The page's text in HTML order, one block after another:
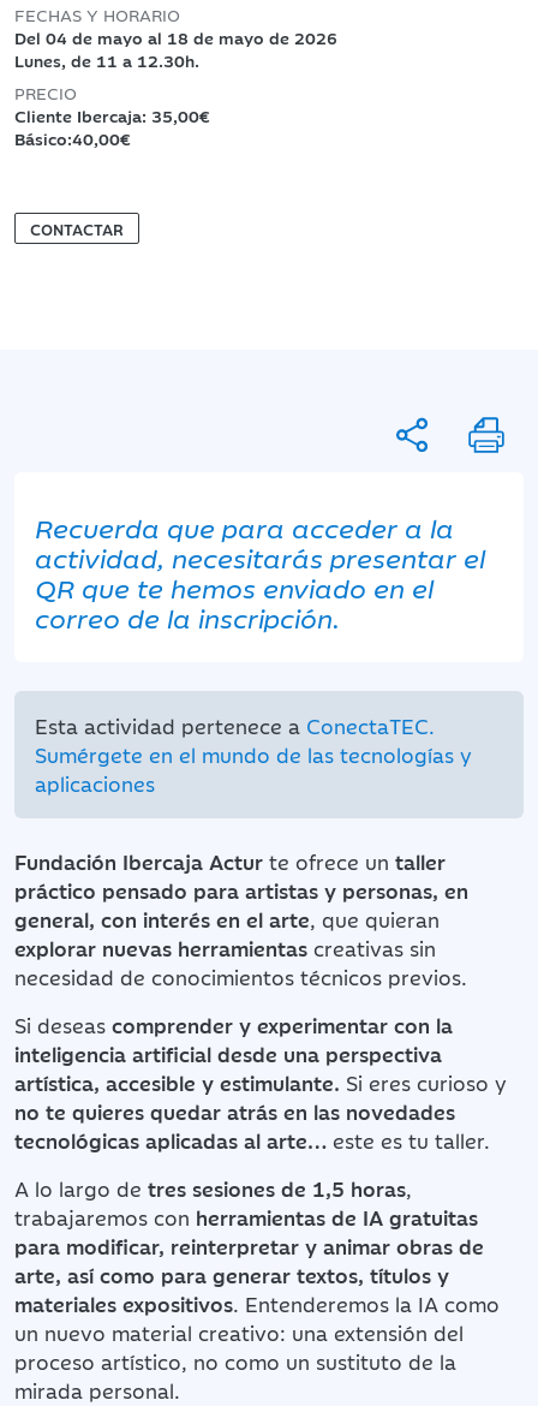
FECHAS Y HORARIO
Del 04 de mayo al 18 de mayo de 2026
Lunes, de 11 a 12.30h.
PRECIO
Cliente Ibercaja: 35,00€
Básico:40,00€
CONTACTAR
Recuerda que para acceder a la
actividad, necesitarás presentar el
QR que te hemos enviado en el
correo de la inscripción.
Esta actividad pertenece a ConectaTEC.
Sumérgete en el mundo de las tecnologías y
aplicaciones
Fundación Ibercaja Actur te ofrece un taller
práctico pensado para artistas y personas, en
general, con interés en el arte, que quieran
explorar nuevas herramientas creativas sin
necesidad de conocimientos técnicos previos.
Si deseas comprender y experimentar con la
inteligencia artificial desde una perspectiva
artística, accesible y estimulante. Si eres curioso y
no te quieres quedar atrás en las novedades
tecnológicas aplicadas al arte… este es tu taller.
A lo largo de tres sesiones de 1,5 horas,
trabajaremos con herramientas de IA gratuitas
para modificar, reinterpretar y animar obras de
arte, así como para generar textos, títulos y
materiales expositivos. Entenderemos la IA como
un nuevo material creativo: una extensión del
proceso artístico, no como un sustituto de la
mirada personal.